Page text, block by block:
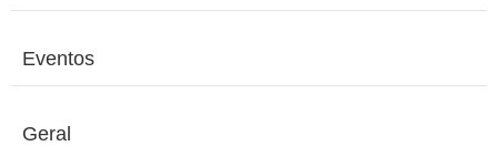
Eventos
Geral